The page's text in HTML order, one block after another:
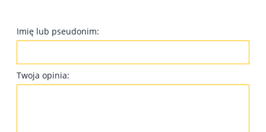
Imię lub pseudonim:
Twoja opinia: